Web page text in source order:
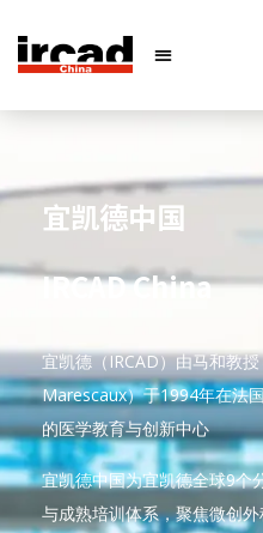
宜凯德中国
IRCAD China
宜凯德（IRCAD）由马和教
Marescaux）于1994年在法
的医学教育与创新中心
宜凯德中国为宜凯德全球9个
与成熟培训体系，聚焦微创